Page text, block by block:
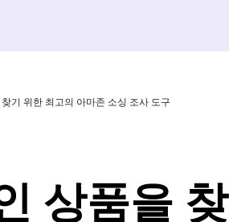
기 위한 최고의 아마존 소싱 조사 도구
상품을